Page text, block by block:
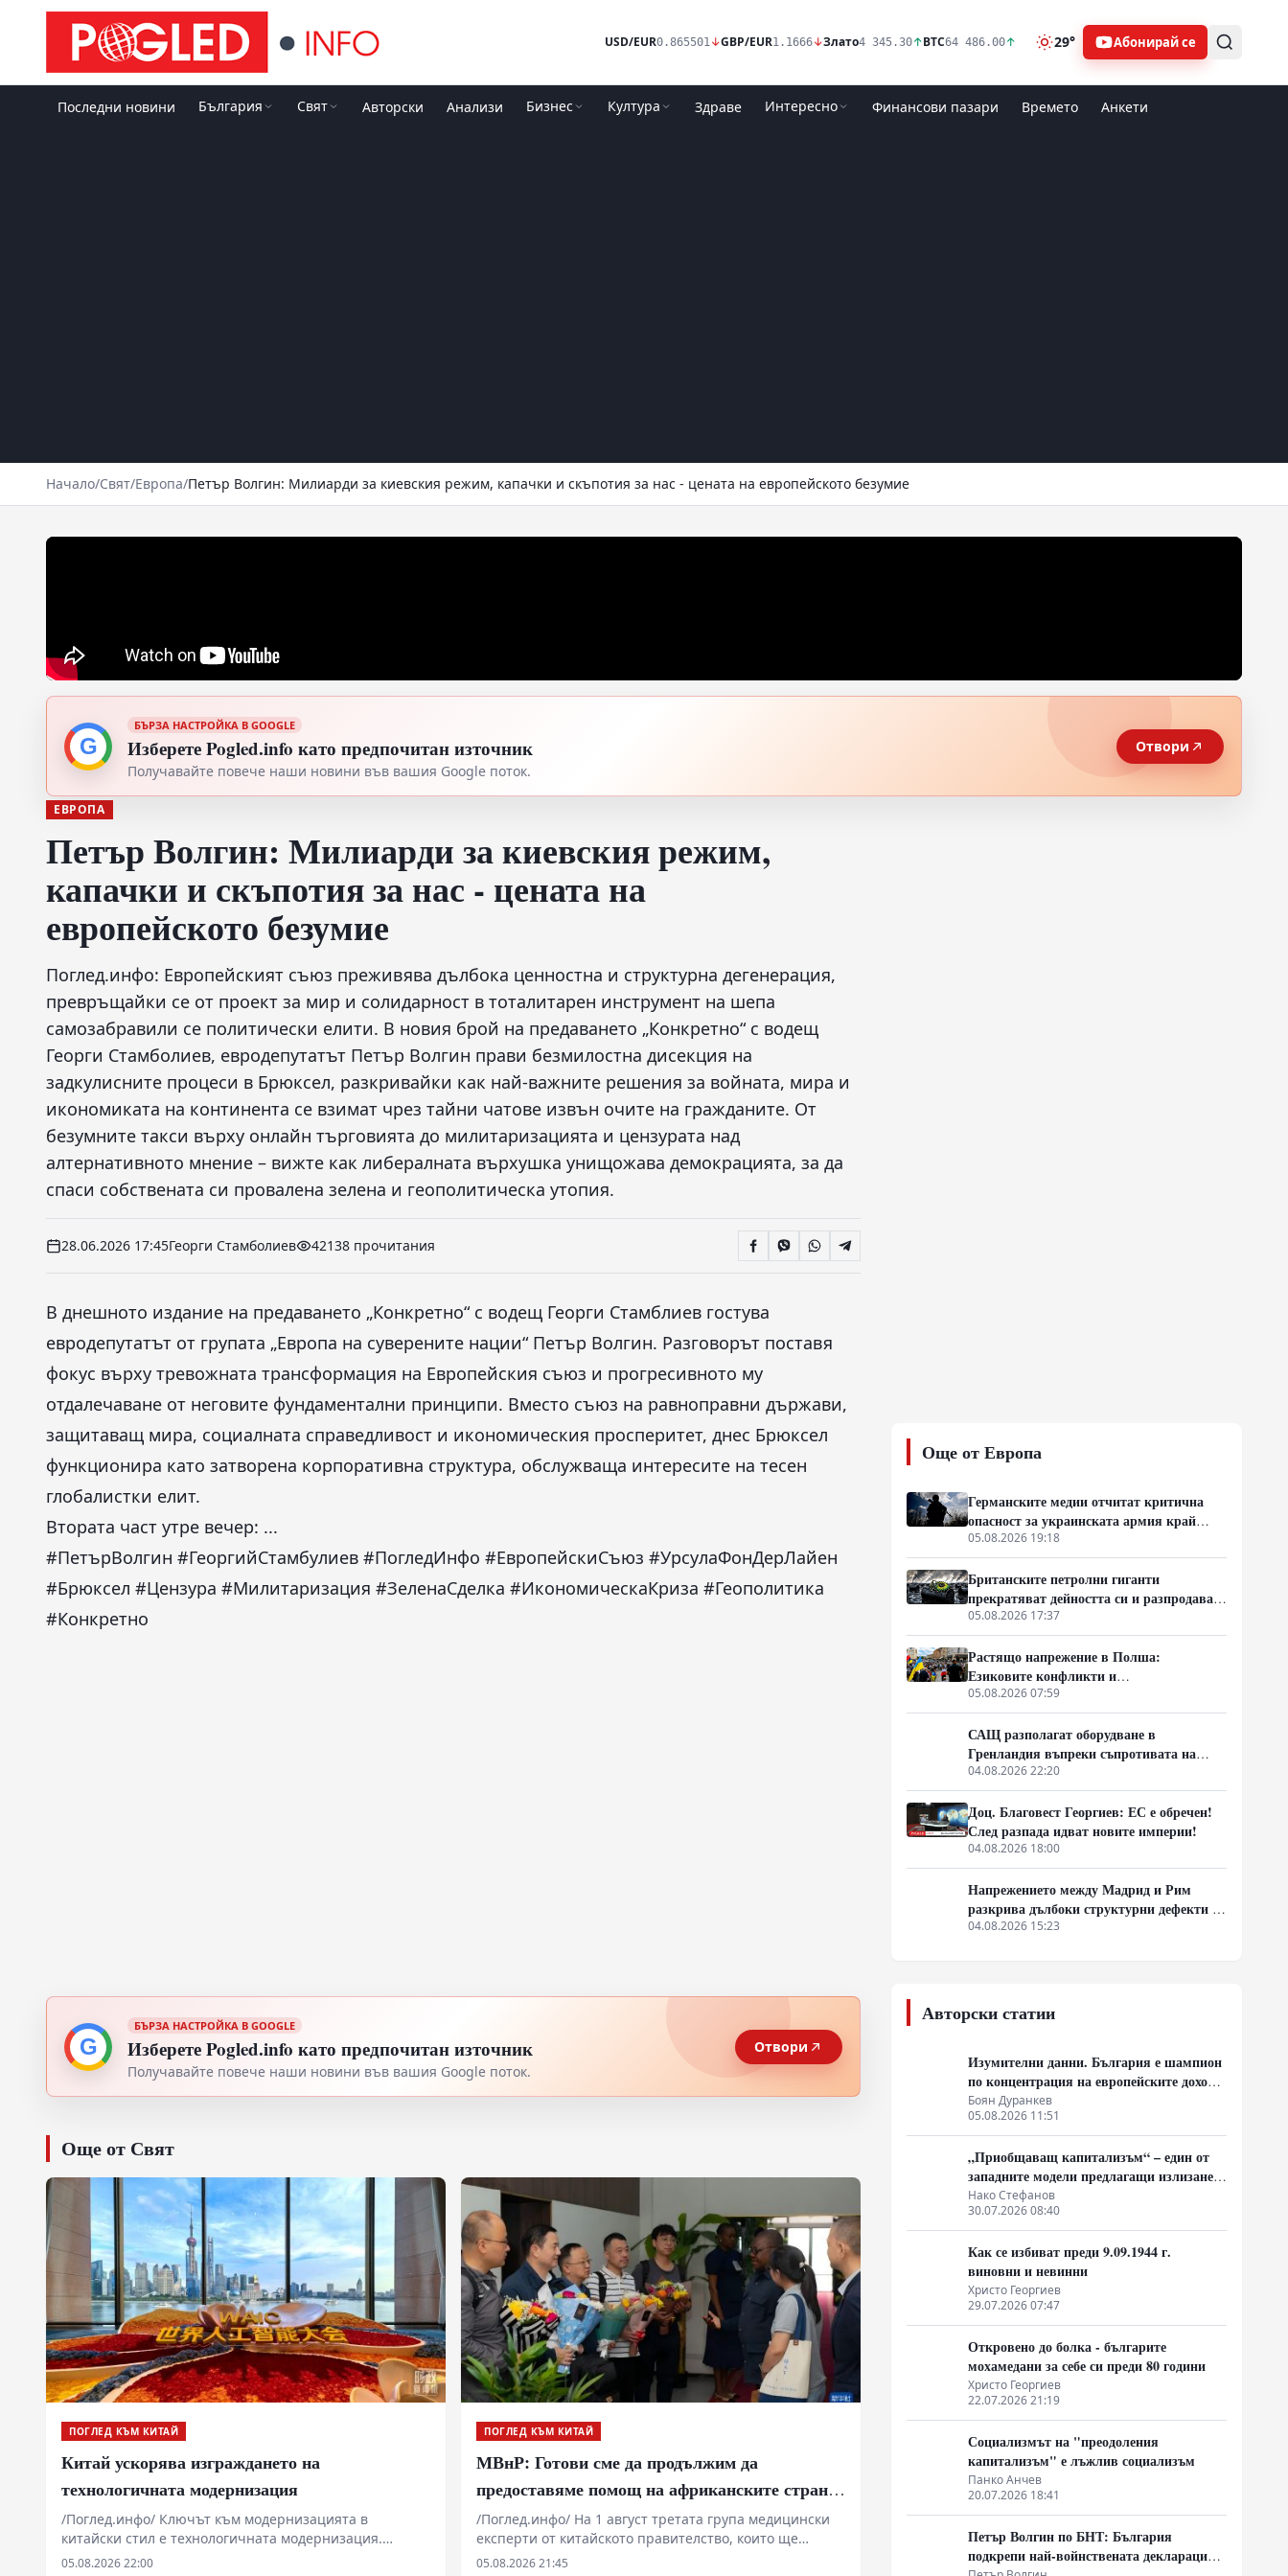
USD/EUR0.865501↓GBP/EUR1.1666↓Злато4 345.30↑BTC64 486.00↑ 29° Абонирай се
Последни новини България Свят Авторски Анализи Бизнес Култура Здраве Интересно Финансови пазари Времето Анкети
Начало/Свят/Европа/Петър Волгин: Милиарди за киевския режим, капачки и скъпотия за нас - цената на европейското безумие
G
БЪРЗА НАСТРОЙКА В GOOGLE
Изберете Pogled.info като предпочитан източник
Получавайте повече наши новини във вашия Google поток.
Отвори
ЕВРОПА
Петър Волгин: Милиарди за киевския режим,
капачки и скъпотия за нас - цената на
европейското безумие
Поглед.инфо: Европейският съюз преживява дълбока ценностна и структурна дегенерация,
превръщайки се от проект за мир и солидарност в тоталитарен инструмент на шепа
самозабравили се политически елити. В новия брой на предаването „Конкретно“ с водещ
Георги Стамболиев, евродепутатът Петър Волгин прави безмилостна дисекция на
задкулисните процеси в Брюксел, разкривайки как най-важните решения за войната, мира и
икономиката на континента се взимат чрез тайни чатове извън очите на гражданите. От
безумните такси върху онлайн търговията до милитаризацията и цензурата над
алтернативното мнение – вижте как либералната върхушка унищожава демокрацията, за да
спаси собствената си провалена зелена и геополитическа утопия.
28.06.2026 17:45Георги Стамболиев 42138 прочитания
В днешното издание на предаването „Конкретно“ с водещ Георги Стамблиев гостува
евродепутатът от групата „Европа на суверените нации“ Петър Волгин. Разговорът поставя
фокус върху тревожната трансформация на Европейския съюз и прогресивното му
отдалечаване от неговите фундаментални принципи. Вместо съюз на равноправни държави,
защитаващ мира, социалната справедливост и икономическия просперитет, днес Брюксел
функционира като затворена корпоративна структура, обслужваща интересите на тесен
глобалистки елит.
Втората част утре вечер: ...
#ПетърВолгин #ГеоргийСтамбулиев #ПогледИнфо #ЕвропейскиСъюз #УрсулаФонДерЛайен
#Брюксел #Цензура #Милитаризация #ЗеленаСделка #ИкономическаКриза #Геополитика
#Конкретно
G
БЪРЗА НАСТРОЙКА В GOOGLE
Изберете Pogled.info като предпочитан източник
Получавайте повече наши новини във вашия Google поток.
Отвори
Още от Свят
ПОГЛЕД КЪМ КИТАЙ
Китай ускорява изграждането на
технологичната модернизация
/Поглед.инфо/ Ключът към модернизацията в
китайски стил е технологичната модернизация.
Периодът на 15-ия петгодишен план е критичен за
05.08.2026 22:00
ПОГЛЕД КЪМ КИТАЙ
МВнР: Готови сме да продължим да
предоставяме помощ на африканските страни
в борбата им срещу пандемията от ебола
/Поглед.инфо/ На 1 август третата група медицински
експерти от китайското правителство, които ще
помогнат на Демократична република Конго в борбата
05.08.2026 21:45
Още от Европа
Германските медии отчитат критична
опасност за украинската армия край
Константиновка и Дружковка
05.08.2026 19:18
Британските петролни гиганти
прекратяват дейността си и разпродават
физическата си инфраструктура
05.08.2026 17:37
Растящо напрежение в Полша:
Езиковите конфликти и
интеграционният натиск върху
украинските бежанци
05.08.2026 07:59
САЩ разполагат оборудване в
Гренландия въпреки съпротивата на
Дания
04.08.2026 22:20
Доц. Благовест Георгиев: ЕС е обречен!
След разпада идват новите империи!
04.08.2026 18:00
Напрежението между Мадрид и Рим
разкрива дълбоки структурни дефекти в
Шенгенското споразумение
04.08.2026 15:23
Авторски статии
Изумителни данни. България е шампион
по концентрация на европейските доходи
в ръцете на най-богатия 1%, надминава
и САЩ
Боян Дуранкев
05.08.2026 11:51
„Приобщаващ капитализъм“ – един от
западните модели предлагащи излизане
от системата на неолиберализма
Нако Стефанов
30.07.2026 08:40
Как се избиват преди 9.09.1944 г.
виновни и невинни
Христо Георгиев
29.07.2026 07:47
Откровено до болка - българите
мохамедани за себе си преди 80 години
Христо Георгиев
22.07.2026 21:19
Социализмът на "преодоления
капитализъм" е лъжлив социализъм
Панко Анчев
20.07.2026 18:41
Петър Волгин по БНТ: България
подкрепи най-войнствената декларация,